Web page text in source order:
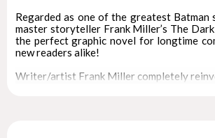
Regarded as one of the greatest
master storyteller Frank Miller’s The
the perfect graphic novel for longtime
new readers alike!
Writer/artist Frank Miller completely